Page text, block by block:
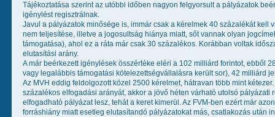
Tájékoztatása szerint az utóbbi időben nagyon felgyorsult a pályázatok
igénylést regisztrálnak.
Javul a pályázatok minősége is, immár csak a kérelmek 40 százalékát
nem teljesítése, illetve a jogosultság hiánya miatt, sőt vannak olyan
támogatása), ahol ez a ráta már csak 30 százalékos. Korábban voltak
elutasítási arány.
A már beérkezett igénylések összértéke eléri a 102 milliárd forintot, ebből
vagy legalábbis támogatási kötelezettségvállalásra került sor), 42 milliárd
Az MVH eddig feldolgozott közel 2500 kérelmet, hátravan több mint
százalékos elfogadási arányát, akkor a jövő héten várható utolsó pályázati
elfogadható pályázat lesz, tehát a keret kimerül. Az FVM-ben ezért már
forráshiány miatt esetleg elutasítandó pályázatokat más, csatlakozás után